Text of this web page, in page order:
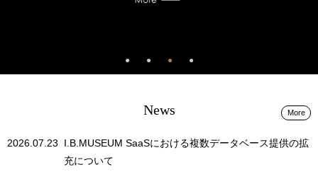
News More
2026.07.23
I.B.MUSEUM SaaSにおける複数データベース提供の拡
充について